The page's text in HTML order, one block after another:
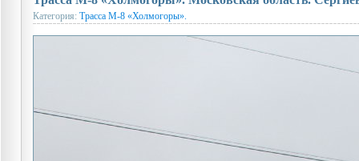
Категория: Трасса М-8 «Холмогоры».